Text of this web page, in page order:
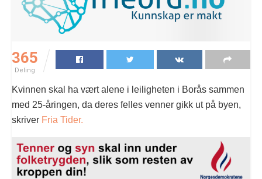
365
Deling
Kvinnen skal ha vært alene i leiligheten i Borås sammen
med 25-åringen, da deres felles venner gikk ut på byen,
skriver Fria Tider.